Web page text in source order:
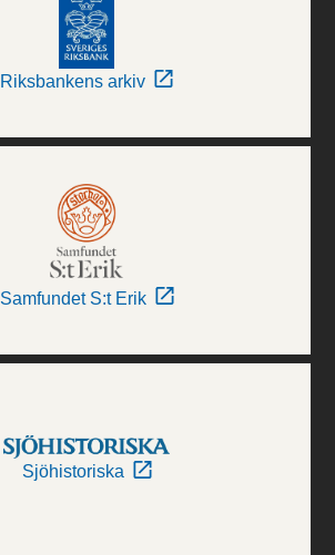
Riksbankens arkiv
Samfundet S:t Erik
Sjöhistoriska